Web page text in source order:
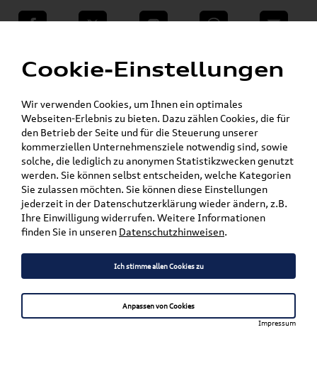
teilen Twitter Instagram WhatsApp E-Mail
VW Shop - VW Originalteile und Zubehör »
» »
Textilien & Bekleidung
Kinder & Baby Bekleidung
Mein Kundenkonto Warenkorb
Artikel für ihr Modell
Marke wählen
Karosserieform wählen
Cookie-Einstellungen
Wir verwenden Cookies, um Ihnen ein optimales
Webseiten-Erlebnis zu bieten. Dazu zählen Cookies, die für
den Betrieb der Seite und für die Steuerung unserer
kommerziellen Unternehmensziele notwendig sind, sowie
solche, die lediglich zu anonymen Statistikzwecken genutzt
werden. Sie können selbst entscheiden, welche Kategorien
Sie zulassen möchten. Sie können diese Einstellungen
jederzeit in der Datenschutzerklärung wieder ändern, z.B.
Ihre Einwilligung widerrufen. Weitere Informationen
finden Sie in unseren Datenschutzhinweisen.
Ich stimme allen Cookies zu
Anpassen von Cookies
Impressum